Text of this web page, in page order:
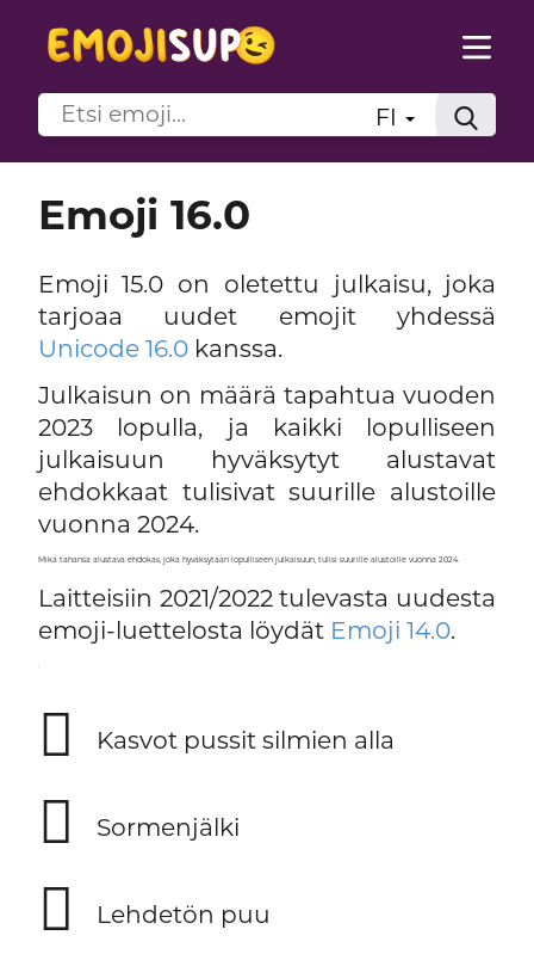
FI
Emoji 16.0
Emoji 15.0 on oletettu julkaisu, joka
tarjoaa uudet emojit yhdessä
Unicode 16.0kanssa.
Julkaisun on määrä tapahtua vuoden
2023 lopulla, ja kaikki lopulliseen
julkaisuun hyväksytyt alustavat
ehdokkaat tulisivat suurille alustoille
vuonna 2024.
Mikä tahansa alustava ehdokas, joka hyväksytään lopulliseen julkaisuun, tulisi suurille alustoille vuonna 2024.
Laitteisiin 2021/2022 tulevasta uudesta
emoji-luettelosta löydät Emoji 14.0.
.
🫩 Kasvot pussit silmien alla
🫆 Sormenjälki
🪾 Lehdetön puu